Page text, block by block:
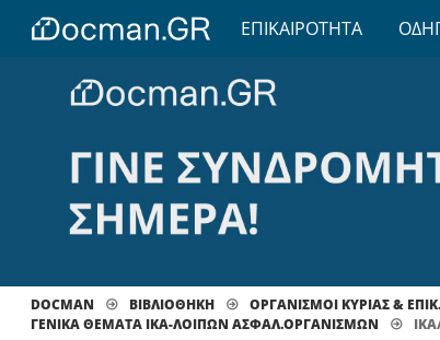
ΕΠΙΚΑΙΡΟΤΗΤΑ
DOCMAN ΒΙΒΛΙΟΘΗΚΗ ΟΡΓΑΝΙΣΜΟΙ ΚΥΡΙΑΣ &
ΓΕΝΙΚΆ ΘΈΜΑΤΑ ΙΚΑ-ΛΟΙΠΏΝ ΑΣΦΑΛ.ΟΡΓΑΝΙΣΜΏΝ